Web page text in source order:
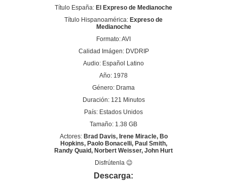
Título España: El Expreso de Medianoche
Título Hispanoamérica: Expreso de
Medianoche
Formato: AVI
Calidad Imágen: DVDRIP
Audio: Español Latino
Año: 1978
Género: Drama
Duración: 121 Minutos
País: Estados Unidos
Tamaño: 1.38 GB
Actores: Brad Davis, Irene Miracle, Bo
Hopkins, Paolo Bonacelli, Paul Smith,
Randy Quaid, Norbert Weisser, John Hurt
Disfrútenla 😉
Descarga: